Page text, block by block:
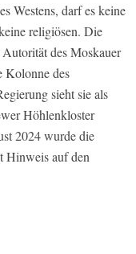
Westens, darf es keine
religiösen. Die
des Moskauer
Kolonne des
sieht sie als
Höhlenkloster
2024 wurde die
Hinweis auf den